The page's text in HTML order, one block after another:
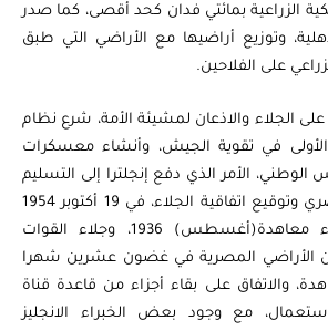
الزراعية بمائتي فدان كحد أقصى، كما صدر
وتوزيع أراضيها مع الأراضي التي طبق
على الفلاحين.
الجلاء والاذعان لمشيئة الأمة، شرع نظام
الأولى في تقوية الجيش، وأنشاء معسكرات
الأمر الذي دفع إنجلترا إلى التسليم
بمطلب الشعب المصري وتوقيع اتفاقية الجلاء، في 19 أكتوبر 1954
التي نصت على الغاء معاهدة(أغسطس) 1936، وجلاء القوات
عن الأراضي المصرية في غضون عشرين شهرا
والاتفاق على بقاء أجزاء من قاعدة قناة
مع وجود بعض الخبراء الانجليز